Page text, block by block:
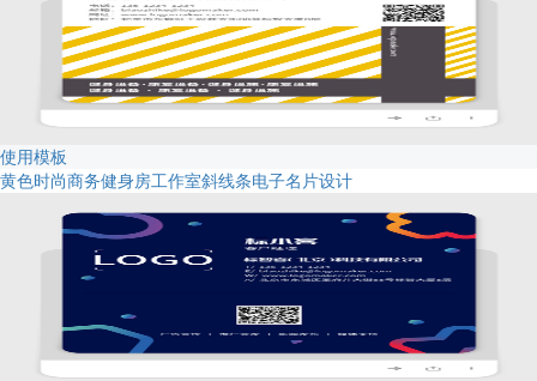
使用模板
黄色时尚商务健身房工作室斜线条电子名片设计